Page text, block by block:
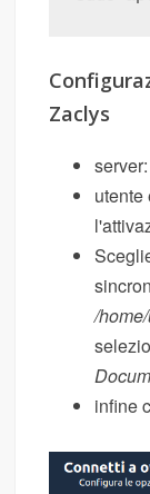
Zaclys
utente
/
infine